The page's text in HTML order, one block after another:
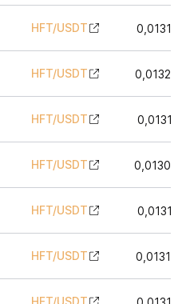
HFT/USDT
HFT/USDT
HFT/USDT
HFT/USDT
HFT/USDT
HFT/USDT
HFT/USDT